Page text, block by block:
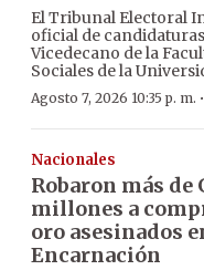
El Tribunal Electoral
oficial de
Vicedecano de la
Sociales de la
Agosto 7, 2026 10:35 p. m. ·
Nacionales
Robaron más de
millones a
oro asesinados
Encarnación